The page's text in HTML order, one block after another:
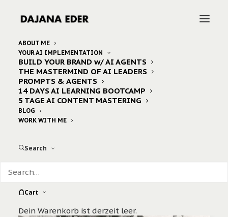
ABOUT ME
YOUR AI IMPLEMENTATION
BUILD YOUR BRAND w/ AI AGENTS
THE MASTERMIND OF AI LEADERS
PROMPTS & AGENTS
14 DAYS AI LEARNING BOOTCAMP
5 TAGE AI CONTENT MASTERING
BLOG
WORK WITH ME
Search
Cart
Dein Warenkorb ist derzeit leer.
Home Posts Tagged "the golden age of the formula 1"